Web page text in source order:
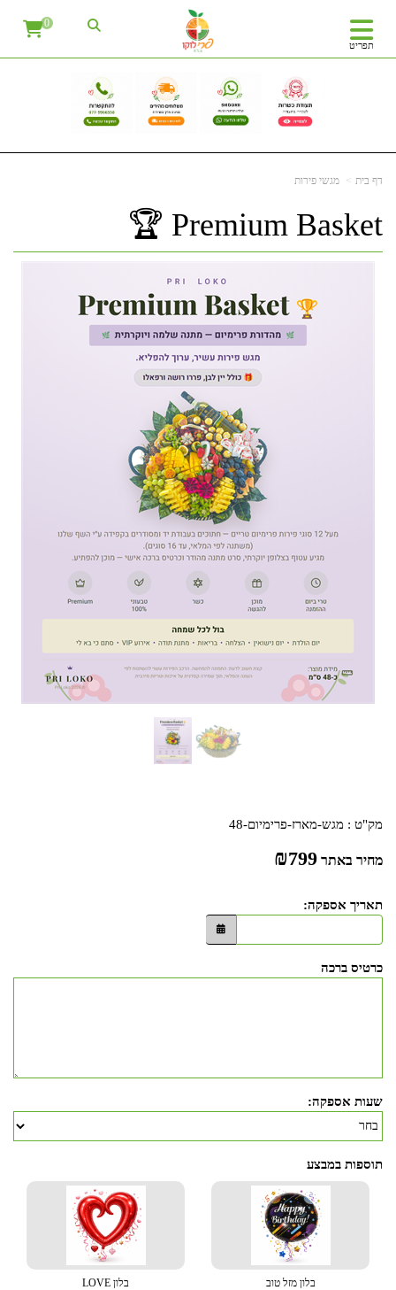
תפריט
0
דף בית מגשי פירות
Premium Basket 🏆
מק"ט : מגש-מארז-פרימיום-48
מחיר באתר ₪799
תאריך אספקה:
כרטיס ברכה
שעות אספקה:
תוספות במבצע
בלון מזל טוב
בלון LOVE